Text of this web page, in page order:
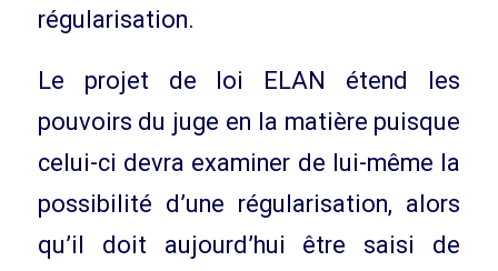
régularisation.
Le projet de loi ELAN étend les
pouvoirs du juge en la matière puisque
celui-ci devra examiner de lui-même la
possibilité d’une régularisation, alors
qu’il doit aujourd’hui être saisi de